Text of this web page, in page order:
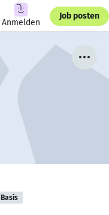
Anmelden
Job posten
Basis